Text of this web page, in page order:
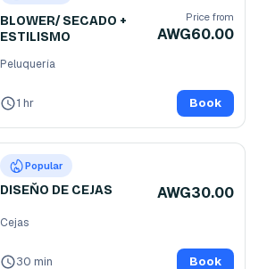
BLOWER/ SECADO +
ESTILISMO
Price from
AWG60.00
Peluquería
1 hr Book
Popular
DISEŇO DE CEJAS AWG30.00
Cejas
30 min Book